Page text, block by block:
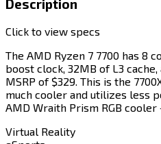
Description
Click to view specs
The AMD Ryzen 7 7700 has 8
boost clock, 32MB of L3 cache,
MSRP of $329. This is the
much cooler and utilizes less
AMD Wraith Prism RGB cooler + thermal paste.​​​​‌
Virtual Reality​​​​‌ ‍ ​‍​‍‌‍ ‌ ​‍‌‍‍‌‌‍‌ ‌‍‍‌‌‍ ‍​‍​‍​ ‍‍​‍​‍‌ ​ ‌‍​‌‌‍ ‍‌‍‍‌‌ ‌​‌ ‍‌​‍ ‍‌‍‍‌‌‍ ​‍​‍​‍ ​​‍​‍‌‍‍​‌ ​‍‌‍‌‌‌‍‌‍​‍​‍​ ‍‍​‍​‍​‍ ‌‍​‌‌‍‌​‌‍ ‌‌‍‍‌‌‍ ‍​‍ ‌‍‍‌‌‍ ‍‌ ‌​‌‍‌‌‌‍ ‍‌ ‌​​‍ ‌‍‌‌‌‍‌​‌‍‍‌‌ ‌​​‍ ‌‍ ‌‌‍ ‌‍‌​‌‍‌‌​ ‌‌ ​​‌ ​‍‌‍‌‌‌ ​ ‌‍‌‌‌‍ ‍‌ ‌​‌‍​‌‌ ‌​‌‍‍‌‌‍ ‌‍ ‍​ ‍ ‌‍‍‌‌‍‌​​ ‌​ ​‌​ ​‌‌‍​‌​ ‍‌‌‍‌‌‌‍​‍​ ‌ ​ ​‍​‍ ‌​ ‌​‌‍‌​​ ​‍​ ‌​​‍ ‌​ ‌​​ ​​‌‍‌​​ ​‍​‍ ‌‌‍​‌‌‍​‌‌‍‌​‌‍​‌​‍ ‌‌‍‌‍‌‍‌​‌‍​‍​ ‍‌​ ‌ ​ ‌‍‌‍​‌​ ‌ ‌‍​‍​ ‍​​ ‍‌‌‍‌‍​ ‍ ‌ ‌​‌ ‍‌‌ ​​‌‍‌‌​ ‌‌ ‌​‌‍​‌‌‍‌ ​ ‍ ‌ ​​‌‍​‌‌ ‌​‌‍‍​​ ‌‌‍ ‍‌‍​‌‌‍ ‌‌‍‌‌​ ‌‍​‍‌‍​‌‌ ​ ‌‍‌‌‌‌‌‌‌ ​‍‌‍ ​​ ‌​‍‌‌​ ​‍‌​‌‍‌‍​‌‌‍‌​‌‍ ‌‌‍‍‌‌‍ ‍​‍‌‍‌‍‍‌‌‍‌​​ ‌​ ​‌​ ​‌‌‍​‌​ ‍‌‌‍‌‌‌‍​‍​ ‌ ​ ​‍​‍ ‌​ ‌​‌‍‌​​ ​‍​ ‌​​‍ ‌​ ‌​​ ​​‌‍‌​​ ​‍​‍ ‌‌‍​‌‌‍​‌‌‍‌​‌‍​‌​‍ ‌‌‍‌‍‌‍‌​‌‍​‍​ ‍‌​ ‌ ​ ‌‍‌‍​‌​ ‌ ‌‍​‍​ ‍​​ ‍‌‌‍‌‍​‍‌‍‌ ‌​‌ ‍‌‌ ​​‌‍‌‌​ ‌‌ ‌​‌‍​‌‌‍‌ ​‍‌‍‌ ​​‌‍​‌‌ ‌​‌‍‍​​ ‌‌‍ ‍‌‍​‌‌‍ ‌‌‍‌‌​‍‌‍‌ ​​‌‍‌‌‌ ​‍‌ ​ ‌ ​​‌‍‌‌‌‍​ ‌ ‌​‌‍‍‌‌ ‌‍‌‍‌‌​ ‌‌ ​​‌ ‌‌‌‍​‍‌‍ ​‌‍‍‌‌ ​ ‌‍‍​‌‍‌‌‌‍‌​​‍​‍‌ ‌